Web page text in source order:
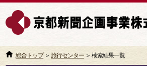
総合トップ＞旅行センター ＞ 検索結果一覧